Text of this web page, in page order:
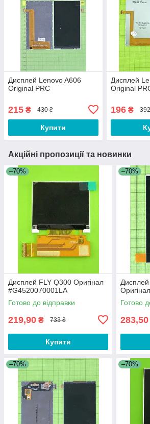
Дисплей Lenovo A606
Original PRC
215 ₴ 430 ₴
Купити
Дисплей
Original
196₴
Акційні пропозиції та новинки
–70%
Дисплей FLY Q300 Оригінал
#G4520070001LA
Готово до відправки
219,90 ₴ 733 ₴
Купити
–70%
Оригінал
Готово
283,50
–70% –70%